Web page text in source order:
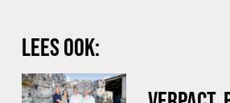
LEES OOK: